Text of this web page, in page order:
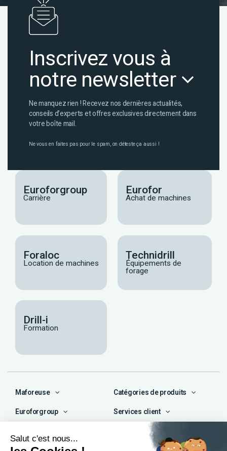
Inscrivez vous à
notre newsletter
Ne manquez rien ! Recevez nos dernières actualités,
conseils d’experts et offres exclusives directement dans
votre boîte mail.
Ne vous en faites pas pour le spam, on déteste ça aussi !
Euroforgroup
Carrière
Eurofor
Achat de machines
Foraloc
Location de machines
Technidrill
Équipements de
forage
Drill-i
Formation
Maforeuse Catégories de produits
Euroforgroup Services client